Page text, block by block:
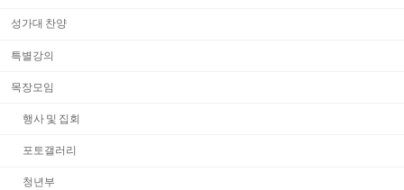
성가대 찬양
특별강의
목장모임
행사 및 집회
포토갤러리
청년부